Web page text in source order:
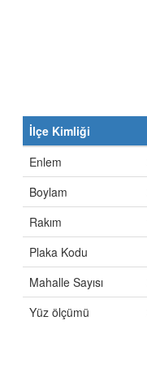
İlçe Kimliği
Enlem
Boylam
Rakım
Plaka Kodu
Mahalle Sayısı
Yüz ölçümü